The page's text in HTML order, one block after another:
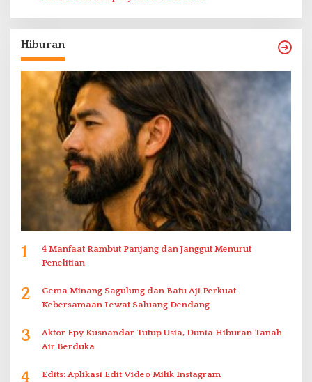
Hiburan
1
4 Manfaat Rambut Panjang dan Janggut Menurut
Penelitian
2
Gema Minang Sagulung dan Batu Aji Perkuat
Kebersamaan Lewat Saluang Dendang
3
Aktor Epy Kusnandar Tutup Usia, Dunia Hiburan Tanah
Air Berduka
4 Edits: Aplikasi Edit Video Milik Instagram